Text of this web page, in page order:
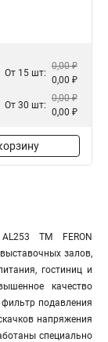
От 15 шт:
0,00 ₽
0,00 ₽
От 30 шт:
0,00 ₽
0,00 ₽
AL253 ТМ FERON
залов,
гостиниц и
качество
подавления
напряжения
специально